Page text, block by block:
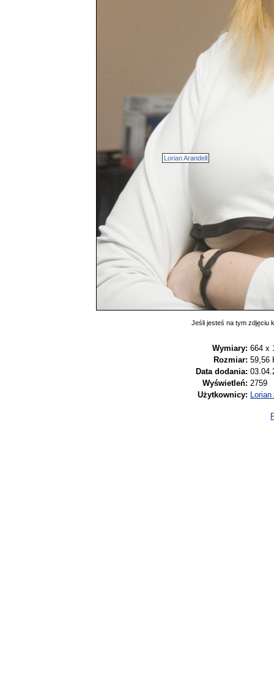
Lorian Arandell
Jeśli jesteś na tym zdjęciu
Wymiary: 664 x
Rozmiar: 59,56
Data dodania:
Wyświetleń: 2759
Użytkownicy: